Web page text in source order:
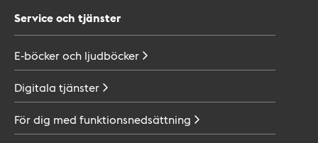
Service och tjänster
E-böcker och ljudböcker
Digitala tjänster
För dig med funktionsnedsättning